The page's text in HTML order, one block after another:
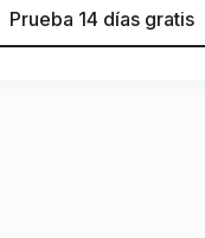
Prueba 14 días gratis